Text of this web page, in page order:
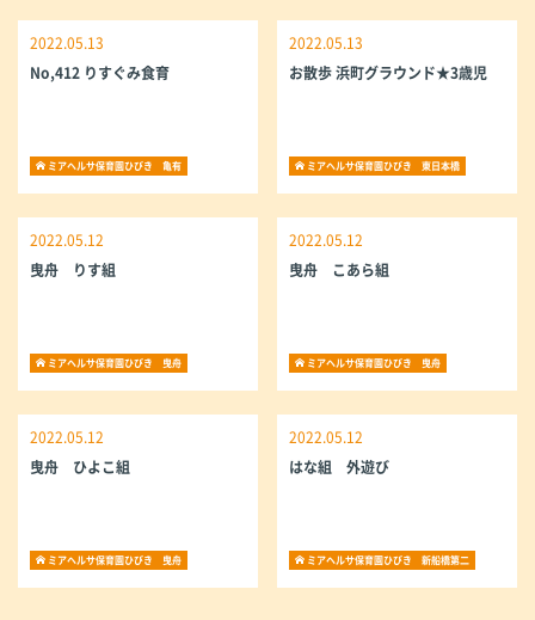
2022.05.13
No,412 りすぐみ食育
ミアヘルサ保育園ひびき 亀有
2022.05.13
お散歩 浜町グラウンド★3歳児
ミアヘルサ保育園ひびき 東日本橋
2022.05.12
曳舟 りす組
ミアヘルサ保育園ひびき 曳舟
2022.05.12
曳舟 こあら組
ミアヘルサ保育園ひびき 曳舟
2022.05.12
曳舟 ひよこ組
ミアヘルサ保育園ひびき 曳舟
2022.05.12
はな組 外遊び
ミアヘルサ保育園ひびき 新船橋第二